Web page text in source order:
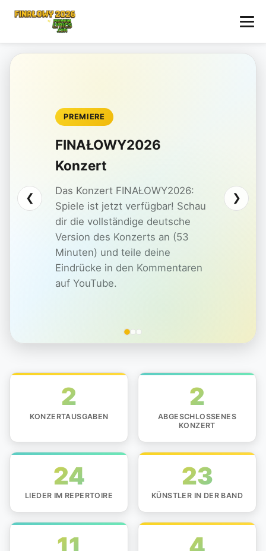
PREMIERE
FINAŁOWY2026
Konzert
Das Konzert FINAŁOWY2026:
Spiele ist jetzt verfügbar! Schau
dir die vollständige deutsche
Version des Konzerts an (53
Minuten) und teile deine
Eindrücke in den Kommentaren
auf YouTube.
❮ ❯
2
KONZERTAUSGABEN
2
ABGESCHLOSSENES
KONZERT
24
LIEDER IM REPERTOIRE
23
KÜNSTLER IN DER BAND